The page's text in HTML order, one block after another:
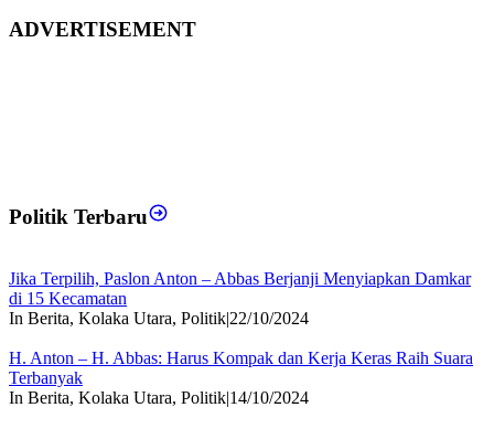
ADVERTISEMENT
Politik Terbaru
Jika Terpilih, Paslon Anton – Abbas Berjanji Menyiapkan Damkar
di 15 Kecamatan
In Berita, Kolaka Utara, Politik|22/10/2024
H. Anton – H. Abbas: Harus Kompak dan Kerja Keras Raih Suara
Terbanyak
In Berita, Kolaka Utara, Politik|14/10/2024